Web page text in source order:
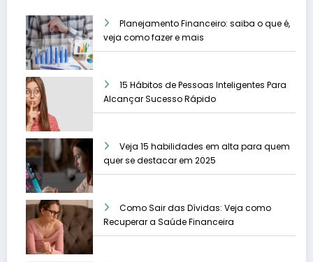
Planejamento Financeiro: saiba o que é,
veja como fazer e mais
15 Hábitos de Pessoas Inteligentes Para
Alcançar Sucesso Rápido
Veja 15 habilidades em alta para quem
quer se destacar em 2025
Como Sair das Dívidas: Veja como
Recuperar a Saúde Financeira